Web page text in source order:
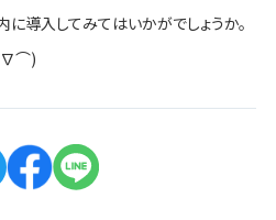
導入してみてはいかがでしょうか。